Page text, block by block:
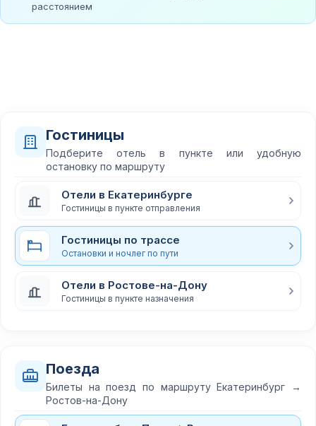
расстоянием
Гостиницы
Подберите отель в пункте или удобную
остановку по маршруту
Отели в Екатеринбурге
Гостиницы в пункте отправления
Гостиницы по трассе
Остановки и ночлег по пути
Отели в Ростове-на-Дону
Гостиницы в пункте назначения
Поезда
Билеты на поезд по маршруту Екатеринбург →
Ростов-на-Дону